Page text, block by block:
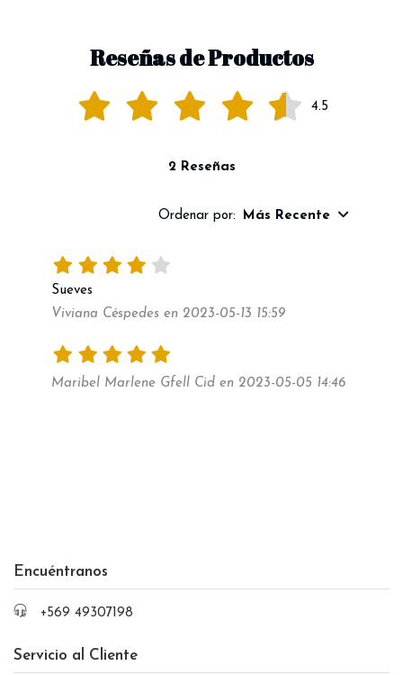
Reseñas de Productos
4.5
2 Reseñas
Ordenar por: Más Recente
Sueves
Viviana Céspedes en 2023-05-13 15:59
Maribel Marlene Gfell Cid en 2023-05-05 14:46
Encuéntranos
+569 49307198
Servicio al Cliente